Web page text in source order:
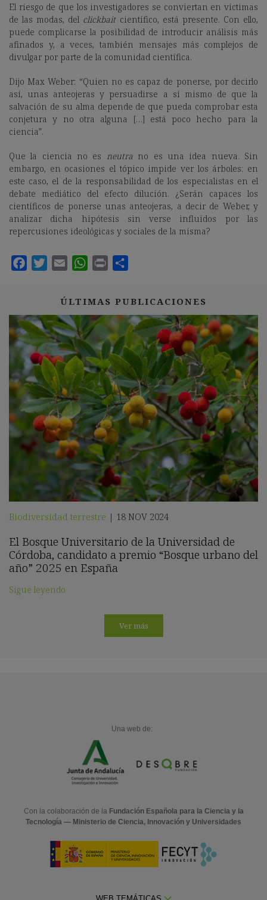
El riesgo de que los investigadores se conviertan en víctimas
de las modas, del clickbait científico, está presente. Con ello,
puede complicarse la posibilidad de introducir análisis más
afinados y, a veces, también mensajes más complejos de
divulgar por parte de la comunidad científica.
Dijo Max Weber: “Quien no es capaz de ponerse, por decirlo
así, unas anteojeras y persuadirse a sí mismo de que la
salvación de su alma depende de que pueda comprobar esta
conjetura y no otra alguna […] está poco hecho para la
ciencia”.
Que la ciencia no es neutra no es una idea nueva. Sin
embargo, en ocasiones el tópico impide ver los árboles: en
este caso, el de la responsabilidad de los especialistas en el
debate mediático del efecto dilución. ¿Serán capaces los
científicos de ponerse unas anteojeras, a decir de Weber, y
analizar dicha hipótesis sin verse influidos por las
repercusiones ideológicas y sociales de la misma?
ÚLTIMAS PUBLICACIONES
Biodiversidad terrestre | 18 NOV 2024
El Bosque Universitario de la Universidad de
Córdoba, candidato a premio “Bosque urbano del
año” 2025 en España
Sigue leyendo
Ver más
Una web de:
Con la colaboración de la Fundación Española para la Ciencia y la
Tecnología — Ministerio de Ciencia, Innovación y Universidades